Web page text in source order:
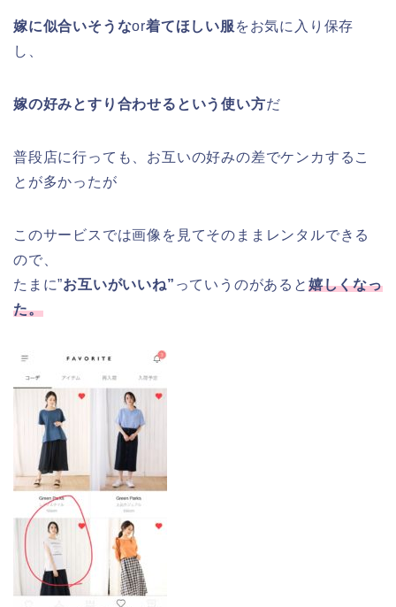
嫁に似合いそうなor着てほしい服 をお気に入り保存
し、
嫁の好みとすり合わせるという使い方だ
普段店に行っても、お互いの好みの差でケンカするこ
とが多かったが
このサービスでは画像を見てそのままレンタルできる
ので、
たまに”お互いがいいね” っていうのがあると 嬉しくなっ
た。